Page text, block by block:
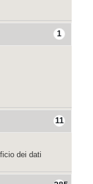
1
11
dei dati